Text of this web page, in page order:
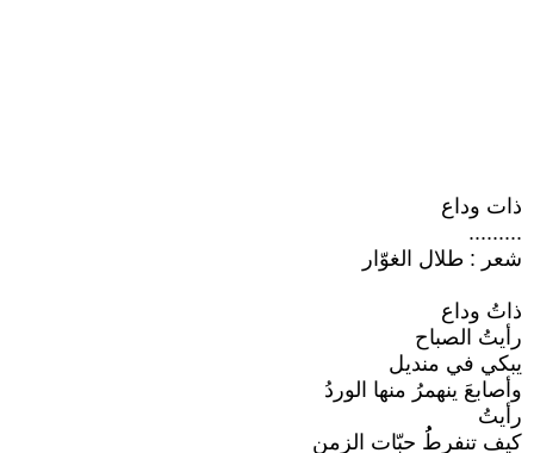
ذات وداع
.........
شعر : طلال الغوّار
ذاتُ وداع
رأيتُ الصباح
يبكي في منديل
وأصابعَ ينهمرُ منها الوردُ
رأيتُ
كيف تنفرطُُ حبّات الزمن